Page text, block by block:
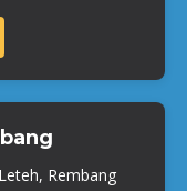
Rembang